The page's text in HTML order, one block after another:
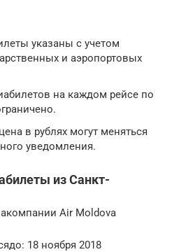
указаны с учетом
и аэропортовых
на каждом рейсе по
в рублях могут меняться
уведомления.
из Санкт-
Air Moldova
18 ноября 2018